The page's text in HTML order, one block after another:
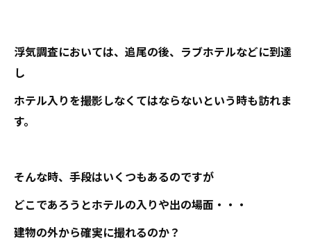
浮気調査においては、追尾の後、ラブホテルなどに到達
し
ホテル入りを撮影しなくてはならないという時も訪れま
す。
そんな時、手段はいくつもあるのですが
どこであろうとホテルの入りや出の場面・・・
建物の外から確実に撮れるのか？